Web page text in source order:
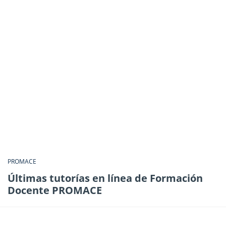
PROMACE
Últimas tutorías en línea de Formación
Docente PROMACE